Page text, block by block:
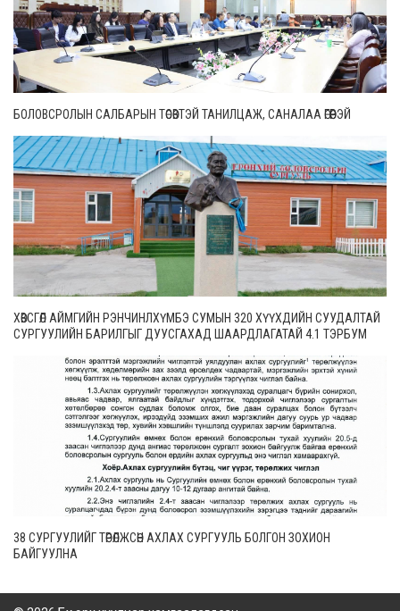
БОЛОВСРОЛЫН САЛБАРЫН ТӨСӨВТЭЙ ТАНИЛЦАЖ, САНАЛАА ӨГӨӨРЭЙ
ХӨВСГӨЛ АЙМГИЙН РЭНЧИНЛХҮМБЭ СУМЫН 320 ХҮҮХДИЙН СУУДАЛТАЙ
СУРГУУЛИЙН БАРИЛГЫГ ДУУСГАХАД ШААРДЛАГАТАЙ 4.1 ТЭРБУМ
38 СУРГУУЛИЙГ ТӨРӨЛЖСӨН АХЛАХ СУРГУУЛЬ БОЛГОН ЗОХИОН
БАЙГУУЛНА